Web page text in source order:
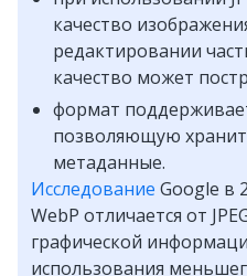
качество
редактировании
качество может
формат
позволяющую
метаданные.
Исследование Google в
WebP отличается от
графической
использования